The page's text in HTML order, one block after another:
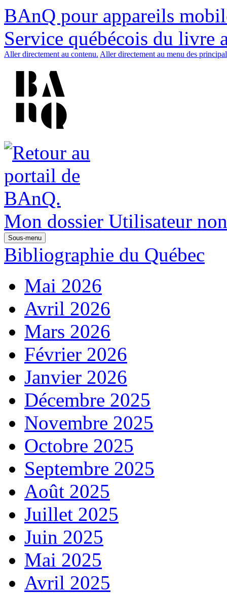
BAnQ pour appareils
Service québécois du livre
Aller directement au contenu. Aller directement au menu des
Mon dossier Utilisateur
Sous-menu
Bibliographie du Québec
Mai 2026
Avril 2026
Mars 2026
Février 2026
Janvier 2026
Décembre 2025
Novembre 2025
Octobre 2025
Septembre 2025
Août 2025
Juillet 2025
Juin 2025
Mai 2025
Avril 2025